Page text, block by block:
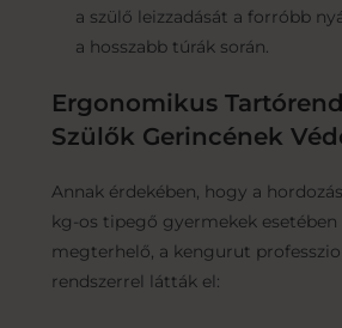
a szülő leizzadását a forróbb
a hosszabb túrák során.
Ergonomikus
Szülők Gerincének
Annak érdekében, hogy a
kg-os tipegő gyermekek esetében
megterhelő, a kengurut
rendszerrel látták el: